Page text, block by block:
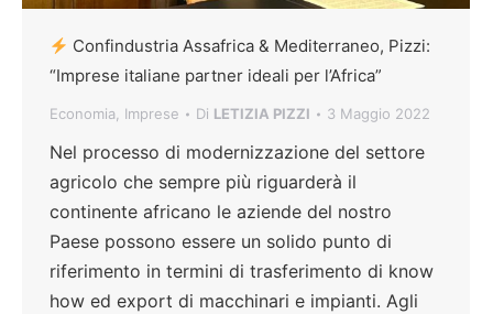
Confindustria Assafrica & Mediterraneo, Pizzi:
“Imprese italiane partner ideali per l’Africa”
Economia, Imprese Di LETIZIA PIZZI 3 Maggio 2022
Nel processo di modernizzazione del settore
agricolo che sempre più riguarderà il
continente africano le aziende del nostro
Paese possono essere un solido punto di
riferimento in termini di trasferimento di know
how ed export di macchinari e impianti. Agli